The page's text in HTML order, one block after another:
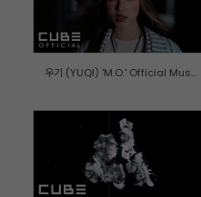
우기 (YUQI) 'M.O.' Official Mus...